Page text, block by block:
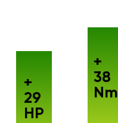
+
29
HP
+
38
Nm